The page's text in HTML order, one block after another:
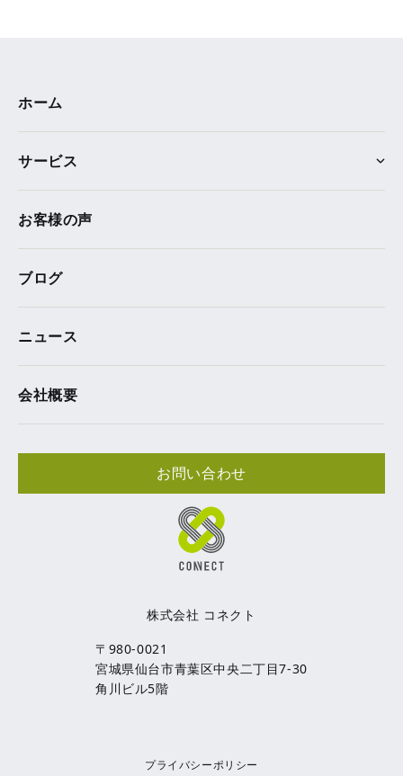
株式会社 コネクト
〒980-0021
宮城県仙台市青葉区中央二丁目7-30
角川ビル5階
ホーム
サービス
お客様の声
ブログ
ニュース
会社概要
お問い合わせ
プライバシーポリシー